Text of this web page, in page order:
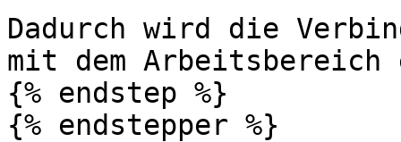
Dadurch wird die
mit dem
{% endstep %}
{% endstepper %}